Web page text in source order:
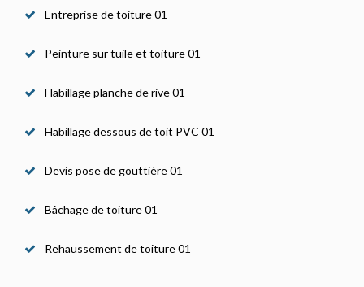
Entreprise de toiture 01
Peinture sur tuile et toiture 01
Habillage planche de rive 01
Habillage dessous de toit PVC 01
Devis pose de gouttière 01
Bâchage de toiture 01
Rehaussement de toiture 01